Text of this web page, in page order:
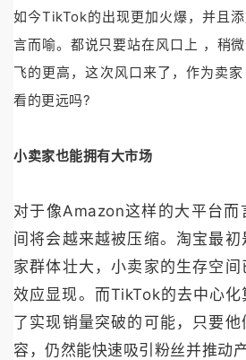
如今TikTok的出现更加火爆，并且
言而喻。都说只要站在风口上 ，稍
飞的更高，这次风口来了，作为卖
看的更远吗?
小卖家也能拥有大市场
对于像Amazon这样的大平台而
间将会越来越被压缩。淘宝最
家群体壮大，小卖家的生存空
效应显现。而TikTok的去中心
了实现销量突破的可能，只要
容，仍然能快速吸引粉丝并推动